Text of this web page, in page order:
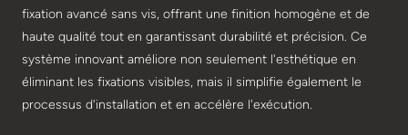
fixation avancé sans vis, offrant une finition homogène et de
haute qualité tout en garantissant durabilité et précision. Ce
système innovant améliore non seulement l'esthétique en
éliminant les fixations visibles, mais il simplifie également le
processus d'installation et en accélère l'exécution.